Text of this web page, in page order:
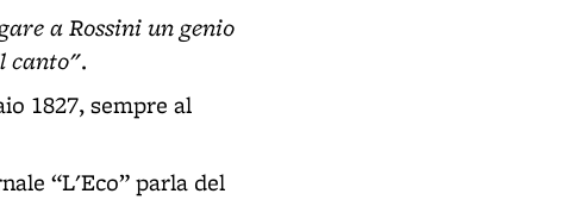
a Rossini un genio
canto".
1827, sempre al
“L'Eco” parla del